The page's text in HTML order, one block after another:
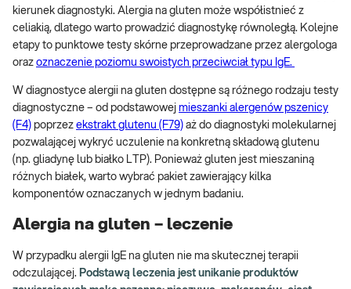
kierunek diagnostyki. Alergia na gluten może współistnieć z
celiakią, dlatego warto prowadzić diagnostykę równoległą. Kolejne
etapy to punktowe testy skórne przeprowadzane przez alergologa
oraz oznaczenie poziomu swoistych przeciwciał typu IgE.
W diagnostyce alergii na gluten dostępne są różnego rodzaju testy
diagnostyczne – od podstawowej mieszanki alergenów pszenicy
(F4) poprzez ekstrakt glutenu (F79) aż do diagnostyki molekularnej
pozwalającej wykryć uczulenie na konkretną składową glutenu
(np. gliadynę lub białko LTP). Ponieważ gluten jest mieszaniną
różnych białek, warto wybrać pakiet zawierający kilka
komponentów oznaczanych w jednym badaniu.
Alergia na gluten – leczenie
W przypadku alergii IgE na gluten nie ma skutecznej terapii
odczulającej. Podstawą leczenia jest unikanie produktów